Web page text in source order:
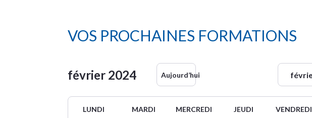
VOS PROCHAINES FORMATIONS
février 2024 Aujourd’hui
LUNDI MARDI MERCREDI JEUDI VENDREDI